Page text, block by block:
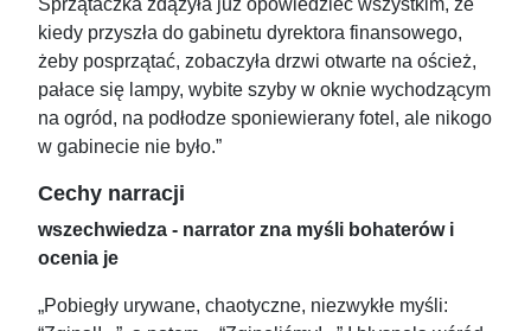
Sprzątaczka zdążyła już opowiedzieć wszystkim, że
kiedy przyszła do gabinetu dyrektora finansowego,
żeby posprzątać, zobaczyła drzwi otwarte na oścież,
pałace się lampy, wybite szyby w oknie wychodzącym
na ogród, na podłodze sponiewierany fotel, ale nikogo
w gabinecie nie było.”
Cechy narracji
wszechwiedza - narrator zna myśli bohaterów i
ocenia je
„Pobiegły urywane, chaotyczne, niezwykłe myśli: